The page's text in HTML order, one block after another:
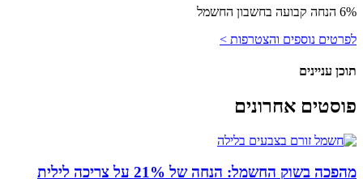
6% הנחה קבועה בחשבון החשמל
לפרטים נוספים והצטרפות >
תוכן עניינים
פוסטים אחרונים
מהפכה בשוק החשמל: הנחה של 21% על צריכה לילית